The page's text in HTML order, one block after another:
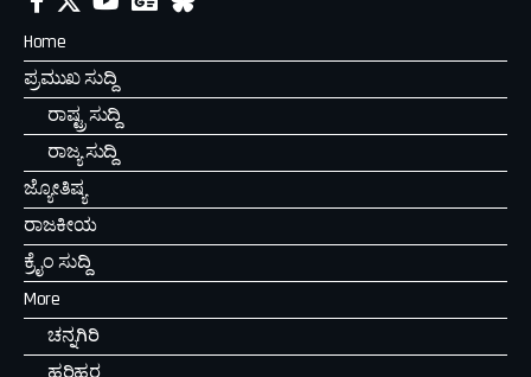
Home
ಪ್ರಮುಖ ಸುದ್ದಿ
ರಾಷ್ಟ್ರ ಸುದ್ದಿ
ರಾಜ್ಯ ಸುದ್ದಿ
ಜ್ಯೋತಿಷ್ಯ
ರಾಜಕೀಯ
ಕ್ರೈಂ ಸುದ್ದಿ
More
ಚನ್ನಗಿರಿ